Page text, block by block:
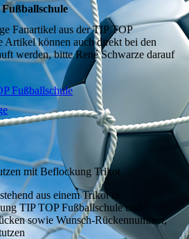
Fanartikel aus der TIP TOP
Artikel können auch direkt bei den
werden, bitte René Schwarze darauf
Fußballschule
mit Beflockung Trikot
aus einem Trikot in
TIP TOP Fußballschule und
sowie Wunsch-Rückennummer,